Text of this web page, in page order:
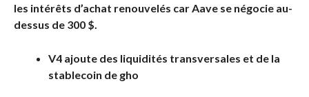
les intérêts d’achat renouvelés car Aave se négocie au-
dessus de 300 $.
V4 ajoute des liquidités transversales et de la
stablecoin de gho